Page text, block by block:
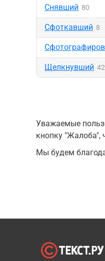
Снявший 80
Сфоткавший 8
Щелкнувший 42
Уважаемые
кнопку "Жалоба",
Мы будем